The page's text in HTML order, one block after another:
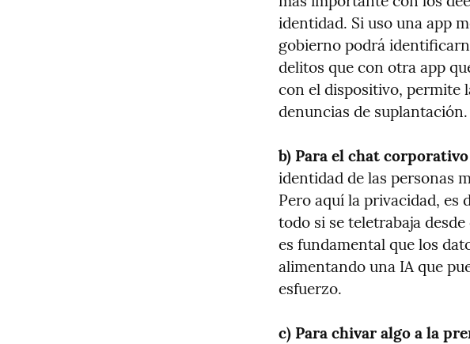
identidad. Si uso una app
gobierno podrá
delitos que con otra app
con el dispositivo, permite
denuncias de suplantación.
b) Para el chat
identidad de las personas
Pero aquí la privacidad, es
todo si se teletrabaja
es fundamental que los
alimentando una IA que
esfuerzo.
c) Para chivar algo a la